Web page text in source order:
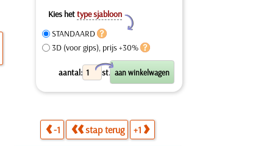
Kies hettype sjabloon
Y
STANDAARD
3D (voor gips), prijs +30%
aantal: st.
X
-1 stap terug +1